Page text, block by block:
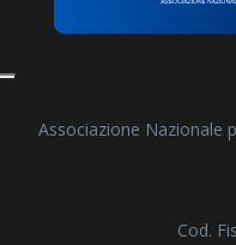
Associazione Nazionale
Cod.